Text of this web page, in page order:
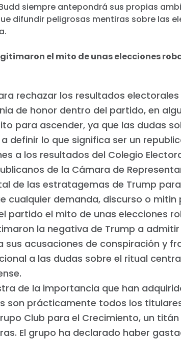
siempre antepondrá sus propias
difundir peligrosas mentiras sobre las
el mito de unas elecciones
rechazar los resultados
de honor dentro del partido, en
para ascender, ya que las dudas
definir lo que significa ser un
a los resultados del Colegio
de la Cámara de
de las estratagemas de Trump
cualquier demanda, discurso o mitin
partido el mito de unas elecciones
la negativa de Trump a
sus acusaciones de conspiración y
a las dudas sobre el ritual
de la importancia que han
son prácticamente todos los
Club para el Crecimiento, un
El grupo ha declarado haber